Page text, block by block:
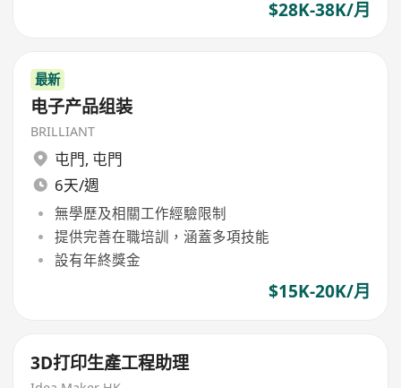
$28K-38K/月
最新
电子产品组装
BRILLIANT
屯門, 屯門
6天/週
無學歷及相關工作經驗限制
提供完善在職培訓，涵蓋多項技能
設有年終獎金
$15K-20K/月
3D打印生產工程助理